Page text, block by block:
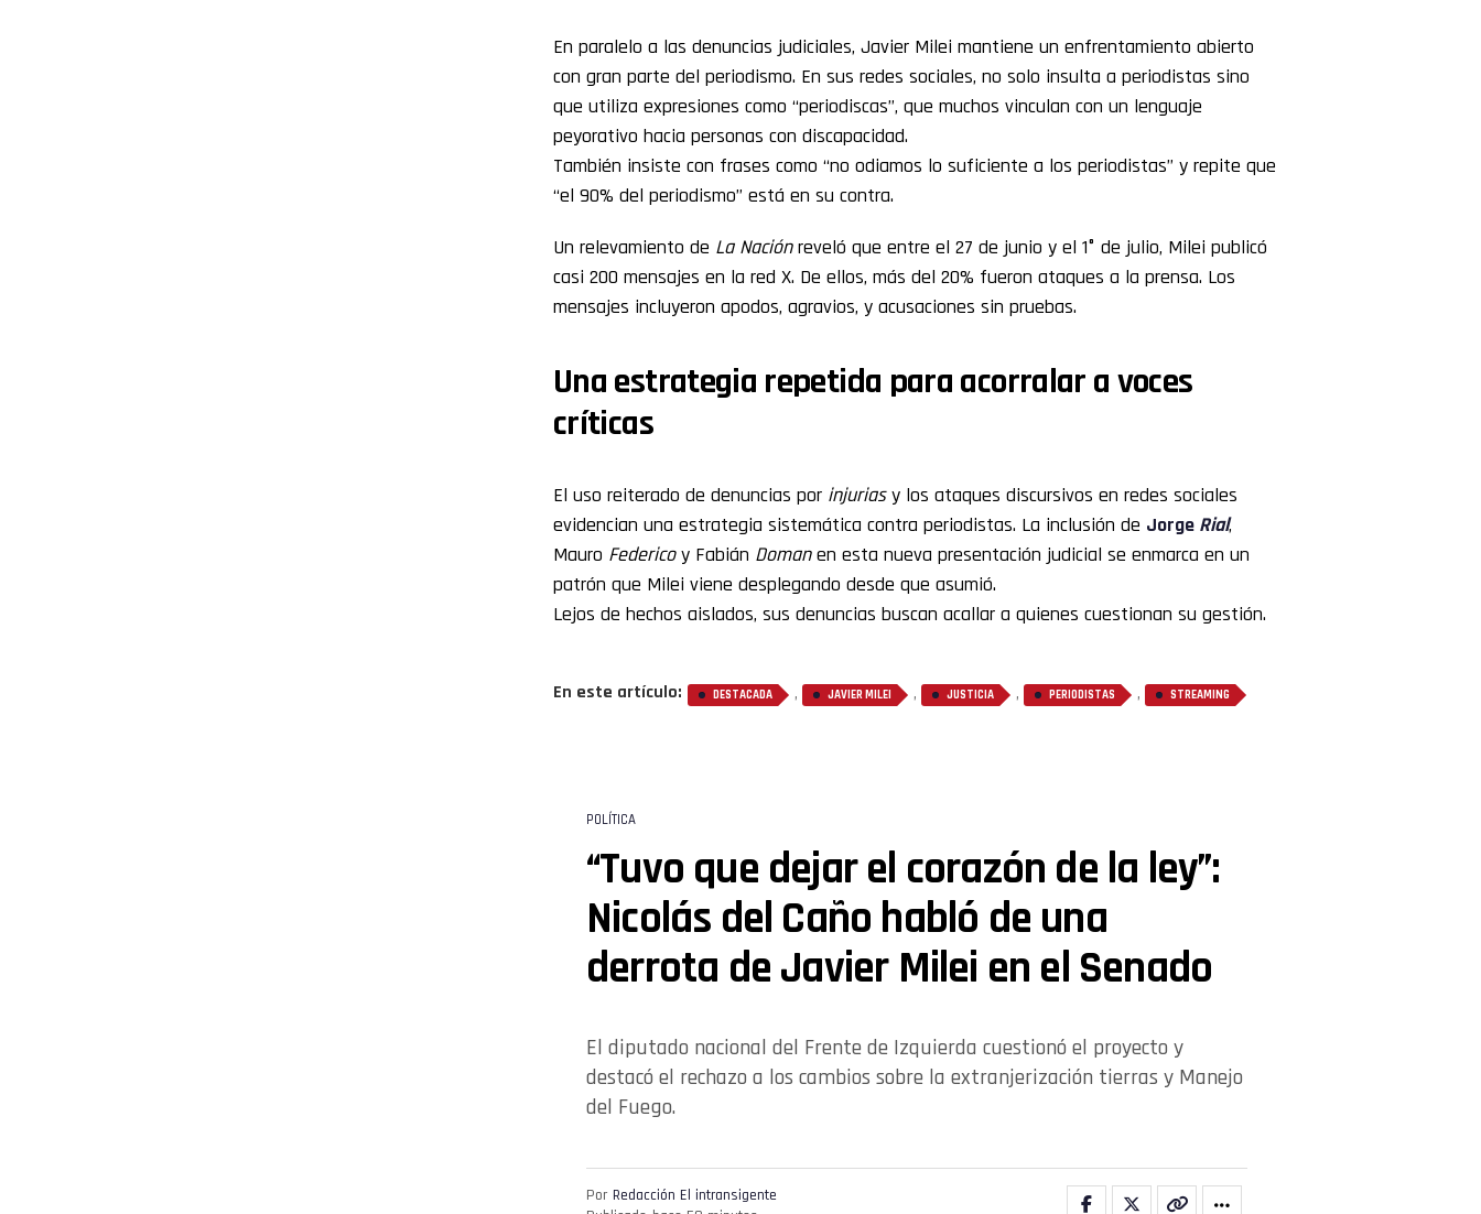
En paralelo a las denuncias judiciales, Javier Milei mantiene un enfrentamiento abierto
con gran parte del periodismo. En sus redes sociales, no solo insulta a periodistas sino
que utiliza expresiones como “periodiscas”, que muchos vinculan con un lenguaje
peyorativo hacia personas con discapacidad.
También insiste con frases como “no odiamos lo suficiente a los periodistas” y repite que
“el 90% del periodismo” está en su contra.
Un relevamiento de La Naciónreveló que entre el 27 de junio y el 1° de julio, Milei publicó
casi 200 mensajes en la red X. De ellos, más del 20% fueron ataques a la prensa. Los
mensajes incluyeron apodos, agravios, y acusaciones sin pruebas.
Una estrategia repetida para acorralar a voces
críticas
El uso reiterado de denuncias por injuriasy los ataques discursivos en redes sociales
evidencian una estrategia sistemática contra periodistas. La inclusión de Jorge Rial,
Mauro Federicoy Fabián Domanen esta nueva presentación judicial se enmarca en un
patrón que Milei viene desplegando desde que asumió.
Lejos de hechos aislados, sus denuncias buscan acallar a quienes cuestionan su gestión.
En este artículo: DESTACADA , JAVIER MILEI , JUSTICIA , PERIODISTAS , STREAMING
POLÍTICA
“Tuvo que dejar el corazón de la ley”:
Nicolás del Caño habló de una
derrota de Javier Milei en el Senado
El diputado nacional del Frente de Izquierda cuestionó el proyecto y
destacó el rechazo a los cambios sobre la extranjerización tierras y Manejo
del Fuego.
Por Redacción El intransigente